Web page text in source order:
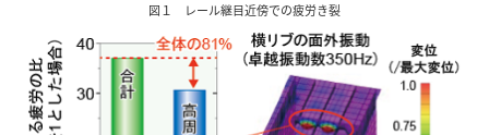
図１ レール継目近傍での疲労き裂